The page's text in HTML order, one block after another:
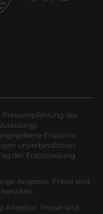
des
Ersparnis
unverbindlichen
der Erstzulassung
Angebot. Preise sind
Angebot. Preise sind